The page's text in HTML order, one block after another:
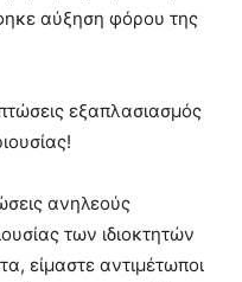
αύξηση φόρου της
εξαπλασιασμός
ανηλεούς
των ιδιοκτητών
είμαστε αντιμέτωποι